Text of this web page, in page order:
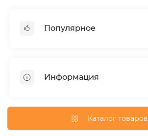
Популярное
Багажники на крышу
Информация
Доставка по Санкт-Петербургу
Доставка по России
Каталог товаров